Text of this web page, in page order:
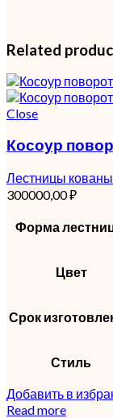
Related
Close
Косоур
Лестницы
300000,00₽
Форма
Цвет
Срок
Стиль
Добавить в
Read more